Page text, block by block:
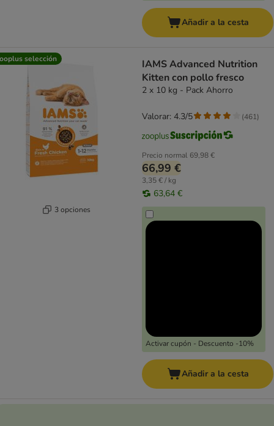
Añadir a la cesta
selección
3 opciones
IAMS Advanced Nutrition
Kitten con pollo fresco
2 x 10 kg - Pack Ahorro
Precio normal 69,98 €
66,99 €
3,35 € / kg
63,64 €
Activar cupón - Descuento -10%
Valorar: 4.3/5 (461)
Añadir a la cesta